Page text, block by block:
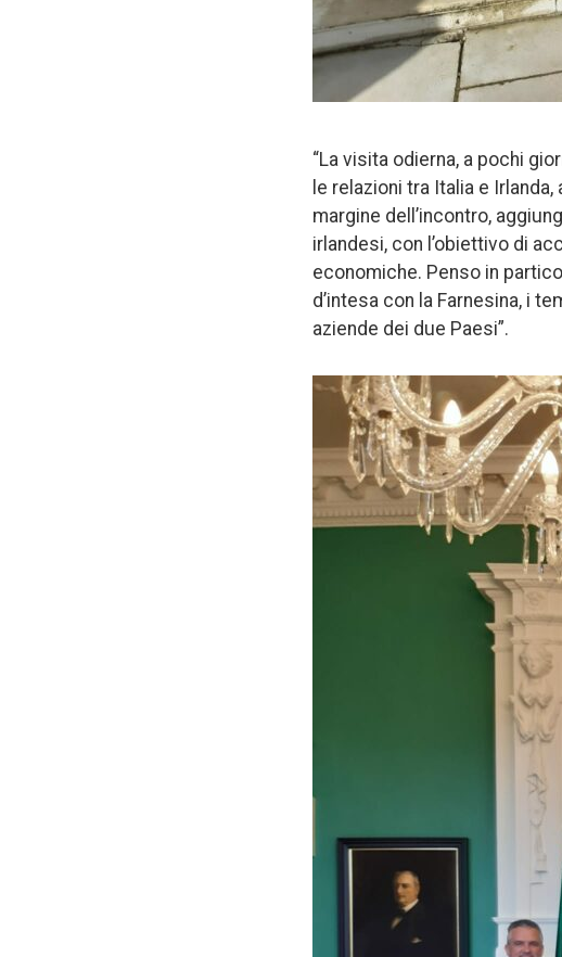
“La visita odierna, a pochi
le relazioni tra Italia e
margine dell’incontro,
irlandesi, con l’obiettivo di
economiche. Penso in
d’intesa con la Farnesina, i
aziende dei due Paesi”.